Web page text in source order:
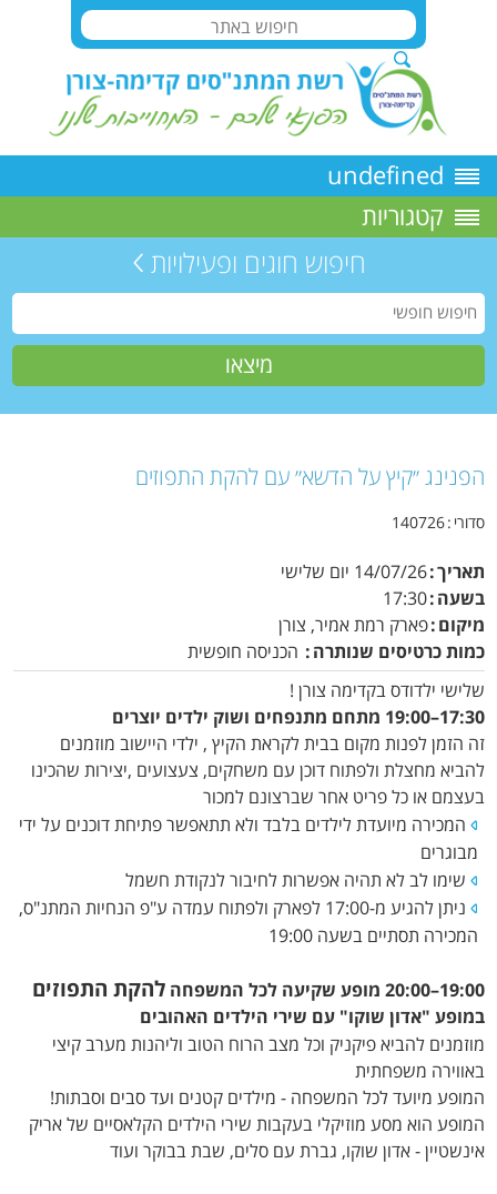
undefined
קטגוריות
חיפוש חוגים ופעילויות
הפנינג ״קיץ על הדשא״ עם להקת התפוזים
סדורי 140726
תאריך 14/07/26 יום שלישי
בשעה 17:30
מיקום פארק רמת אמיר, צורן
כמות כרטיסים שנותרה
הכניסה חופשית
שלישי ילדודס בקדימה צורן !
17:30–19:00 מתחם מתנפחים ושוק ילדים יוצרים
זה הזמן לפנות מקום בבית לקראת הקיץ , ילדי היישוב מוזמנים
להביא מחצלת ולפתוח דוכן עם משחקים, צעצועים ,יצירות שהכינו
בעצמם או כל פריט אחר שברצונם למכור
המכירה מיועדת לילדים בלבד ולא תתאפשר פתיחת דוכנים על ידי
מבוגרים
שימו לב לא תהיה אפשרות לחיבור לנקודת חשמל
ניתן להגיע מ-17:00 לפארק ולפתוח עמדה ע"פ הנחיות המתנ"ס,
המכירה תסתיים בשעה 19:00
19:00–20:00 מופע שקיעה לכל המשפחה להקת התפוזים
במופע "אדון שוקו" עם שירי הילדים האהובים
מוזמנים להביא פיקניק וכל מצב הרוח הטוב וליהנות מערב קיצי
באווירה משפחתית
המופע מיועד לכל המשפחה - מילדים קטנים ועד סבים וסבתות!
המופע הוא מסע מוזיקלי בעקבות שירי הילדים הקלאסיים של אריק
אינשטיין - אדון שוקו, גברת עם סלים, שבת בבוקר ועוד